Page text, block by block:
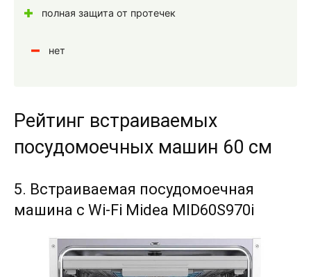
полная защита от протечек
нет
Рейтинг встраиваемых
посудомоечных машин 60 см
5. Встраиваемая посудомоечная
машина с Wi-Fi Midea MID60S970i